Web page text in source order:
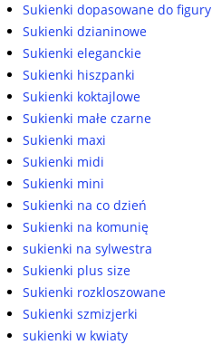
Sukienki dopasowane do figury
Sukienki dzianinowe
Sukienki eleganckie
Sukienki hiszpanki
Sukienki koktajlowe
Sukienki małe czarne
Sukienki maxi
Sukienki midi
Sukienki mini
Sukienki na co dzień
Sukienki na komunię
sukienki na sylwestra
Sukienki plus size
Sukienki rozkloszowane
Sukienki szmizjerki
sukienki w kwiaty